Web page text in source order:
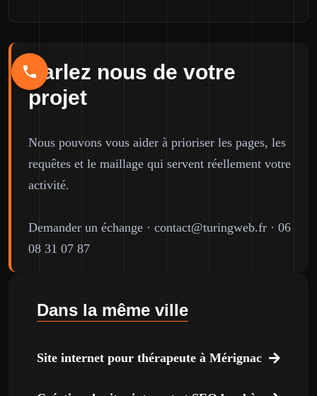
Parlez nous de votre
projet
Nous pouvons vous aider à prioriser les pages, les
requêtes et le maillage qui servent réellement votre
activité.
Demander un échange · contact@turingweb.fr · 06
08 31 07 87
Dans la même ville
Site internet pour thérapeute à Mérignac